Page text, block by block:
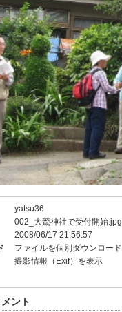
yatsu36
002_大鷲神社で受付開始.jpg
2008/06/17 21:56:57
ファイルを個別ダウンロード
撮影情報（Exif）を表示
ント